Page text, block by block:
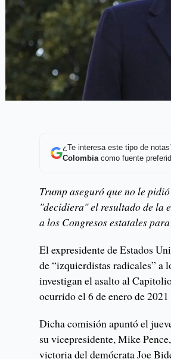
¿Te interesa este tipo de
Colombiacomo fuente
Trump aseguró que no le
"decidiera" el resultado de la
a los Congresos estatales
El expresidente de Estados
de “izquierdistas radicales” a
investigan el asalto al
ocurrido el 6 de enero de
Dicha comisión apuntó el
su vicepresidente, Mike
victoria del demócrata Joe